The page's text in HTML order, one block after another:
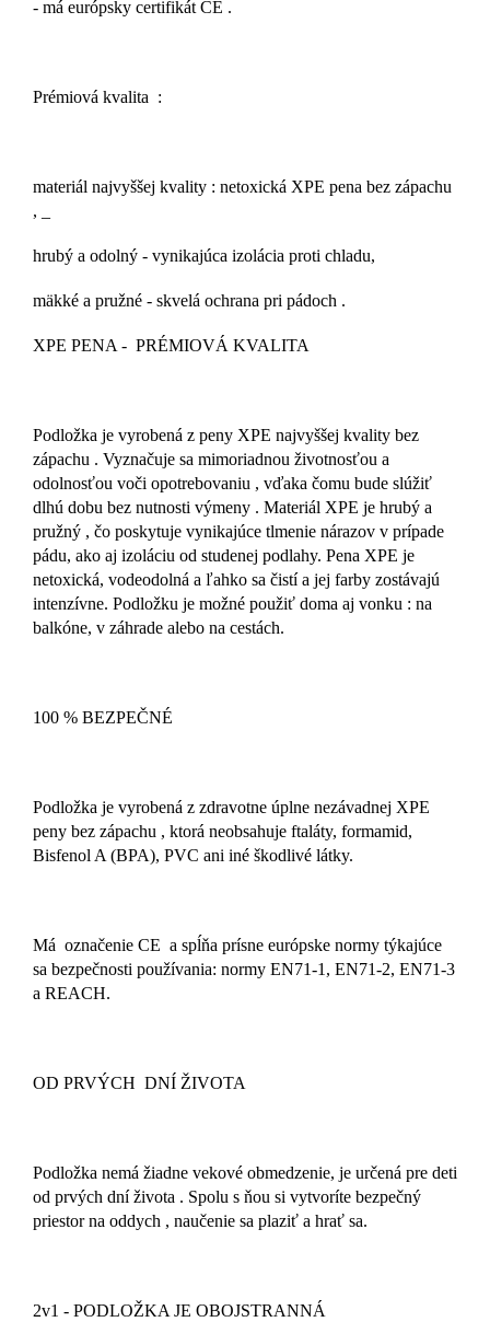
- má európsky certifikát CE .
Prémiová kvalita :
materiál najvyššej kvality : netoxická XPE pena bez zápachu
, _
hrubý a odolný - vynikajúca izolácia proti chladu,
mäkké a pružné - skvelá ochrana pri pádoch .
XPE PENA - PRÉMIOVÁ KVALITA
Podložka je vyrobená z peny XPE najvyššej kvality bez
zápachu . Vyznačuje sa mimoriadnou životnosťou a
odolnosťou voči opotrebovaniu , vďaka čomu bude slúžiť
dlhú dobu bez nutnosti výmeny . Materiál XPE je hrubý a
pružný , čo poskytuje vynikajúce tlmenie nárazov v prípade
pádu, ako aj izoláciu od studenej podlahy. Pena XPE je
netoxická, vodeodolná a ľahko sa čistí a jej farby zostávajú
intenzívne. Podložku je možné použiť doma aj vonku : na
balkóne, v záhrade alebo na cestách.
100 % BEZPEČNÉ
Podložka je vyrobená z zdravotne úplne nezávadnej XPE
peny bez zápachu , ktorá neobsahuje ftaláty, formamid,
Bisfenol A (BPA), PVC ani iné škodlivé látky.
Má označenie CE a spĺňa prísne európske normy týkajúce
sa bezpečnosti používania: normy EN71-1, EN71-2, EN71-3
a REACH.
OD PRVÝCH DNÍ ŽIVOTA
Podložka nemá žiadne vekové obmedzenie, je určená pre deti
od prvých dní života . Spolu s ňou si vytvoríte bezpečný
priestor na oddych , naučenie sa plaziť a hrať sa.
2v1 - PODLOŽKA JE OBOJSTRANNÁ